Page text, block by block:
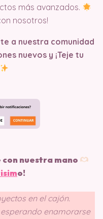
más avanzados.
nosotros!
a nuestra comunidad
nuevos y ¡Teje tu
nuestra mano
o!
en el cajón.
esperando enamorarse